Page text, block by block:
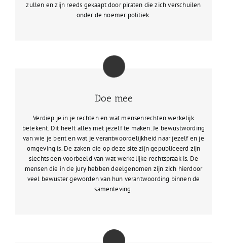
zullen en zijn reeds gekaapt door piraten die zich verschuilen
onder de noemer politiek.
Doe mee
Verdiep je in je rechten en wat mensenrechten werkelijk
betekent. Dit heeft alles met jezelf te maken. Je bewustwording
van wie je bent en wat je verantwoordelijkheid naar jezelf en je
omgeving is. De zaken die op deze site zijn gepubliceerd zijn
slechts een voorbeeld van wat werkelijke rechtspraak is. De
mensen die in de jury hebben deelgenomen zijn zich hierdoor
veel bewuster geworden van hun verantwoording binnen de
samenleving.